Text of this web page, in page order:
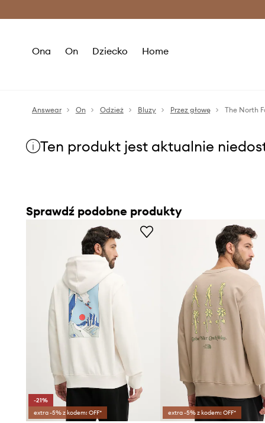
Ona On Dziecko Home
Answear On Odzież Bluzy Przez głowę The North
Ten produkt jest aktualnie
Sprawdź podobne produkty
-21%
extra -5% z kodem: OFF*
extra -5% z kodem: OFF*